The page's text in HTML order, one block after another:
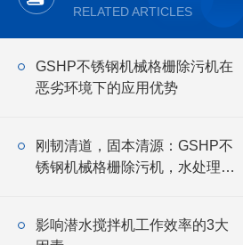
RELATED ARTICLES
GSHP不锈钢机械格栅除污机在
恶劣环境下的应用优势
刚韧清道，固本清源：GSHP不
锈钢机械格栅除污机，水处理前
影响潜水搅拌机工作效率的3大